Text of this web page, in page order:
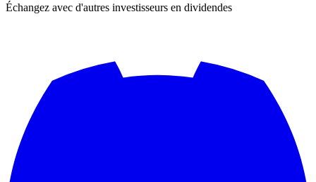
Échangez avec d'autres investisseurs en dividendes